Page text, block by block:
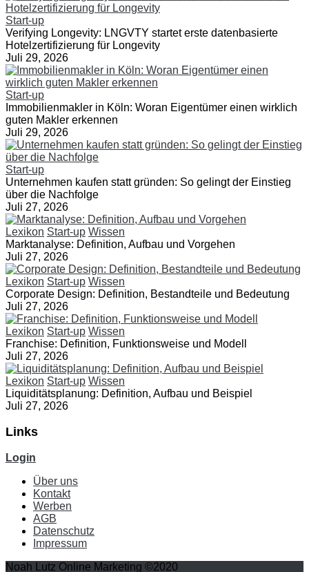
Start-up
Verifying Longevity: LNGVTY startet erste datenbasierte
Hotelzertifizierung für Longevity
Juli 29, 2026
Start-up
Immobilienmakler in Köln: Woran Eigentümer einen wirklich
guten Makler erkennen
Juli 29, 2026
Start-up
Unternehmen kaufen statt gründen: So gelingt der Einstieg
über die Nachfolge
Juli 27, 2026
Lexikon Start-up Wissen
Marktanalyse: Definition, Aufbau und Vorgehen
Juli 27, 2026
Lexikon Start-up Wissen
Corporate Design: Definition, Bestandteile und Bedeutung
Juli 27, 2026
Lexikon Start-up Wissen
Franchise: Definition, Funktionsweise und Modell
Juli 27, 2026
Lexikon Start-up Wissen
Liquiditätsplanung: Definition, Aufbau und Beispiel
Juli 27, 2026
Links
Login
Über uns
Kontakt
Werben
AGB
Datenschutz
Impressum
Noah Lutz Online Marketing ©2020